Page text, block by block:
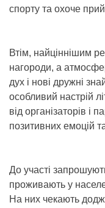
спорту та охоче
Втім, найціннішим
нагороди, а
дух і нові дружні
особливий настрій
від організаторів і
позитивних емоцій
До участі
проживають у
На них чекають